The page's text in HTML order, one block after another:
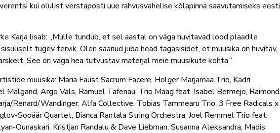
kui olulist verstaposti uue rahvusvahelise kõlapinna saavutamiseks eesti
Karja lisab: „Mulle tundub, et sel aastal on väga huvitavad lood plaadile
tugev tervik. Olen saanud juba head tagasisidet, et muusika on huvitav,
See on väga hea tutvustav materjal meie muusikute kohta.”
muusika: Maria Faust Sacrum Facere, Holger Marjamaa Trio, Kadri
Mälgand, Argo Vals, Ramuel Tafenau, Trio Maag feat. Isabel Bermejo, Raimond
Renard/Wandinger, Alfa Collective, Tobias Tammearu Trio, 3 Free Radicals x
Sooäär Quartet, Bianca Rantala String Orchestra, Joel Remmel Trio feat.
Ounaskari, Kristjan Randalu & Dave Liebman, Susanna Aleksandra, Madis